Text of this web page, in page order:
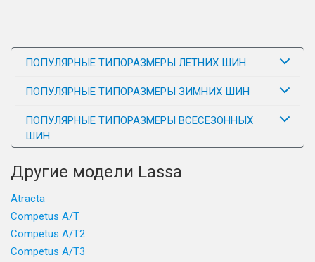
ПОПУЛЯРНЫЕ ТИПОРАЗМЕРЫ ЛЕТНИХ ШИН
ПОПУЛЯРНЫЕ ТИПОРАЗМЕРЫ ЗИМНИХ ШИН
ПОПУЛЯРНЫЕ ТИПОРАЗМЕРЫ ВСЕСЕЗОННЫХ
ШИН
Другие модели Lassa
Atracta
Competus A/T
Competus A/T2
Competus A/T3